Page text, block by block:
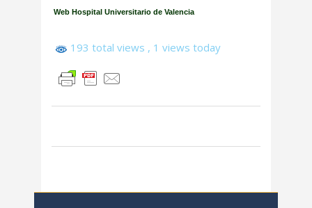
Web Hospital Universitario de Valencia
193 total views , 1 views today